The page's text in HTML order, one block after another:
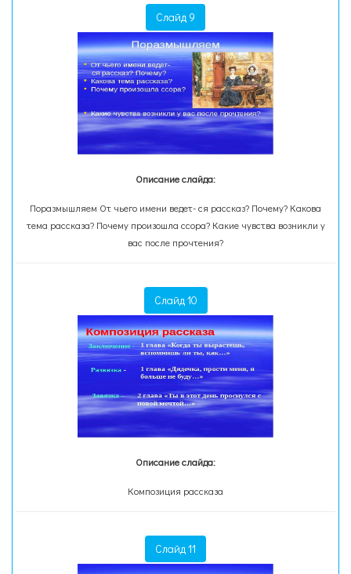
Слайд 9
Описание слайда:
Поразмышляем От чьего имени ведет- ся рассказ? Почему? Какова
тема рассказа? Почему произошла ссора? Какие чувства возникли у
вас после прочтения?
Слайд 10
Описание слайда:
Композиция рассказа
Слайд 11